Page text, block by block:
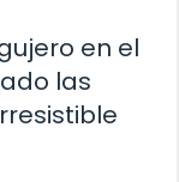
en el
las